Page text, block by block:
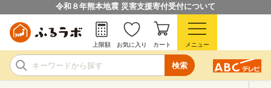
令和８年熊本地震 災害支援寄付受付について
検索
上限額 お気に入り カート メニュー